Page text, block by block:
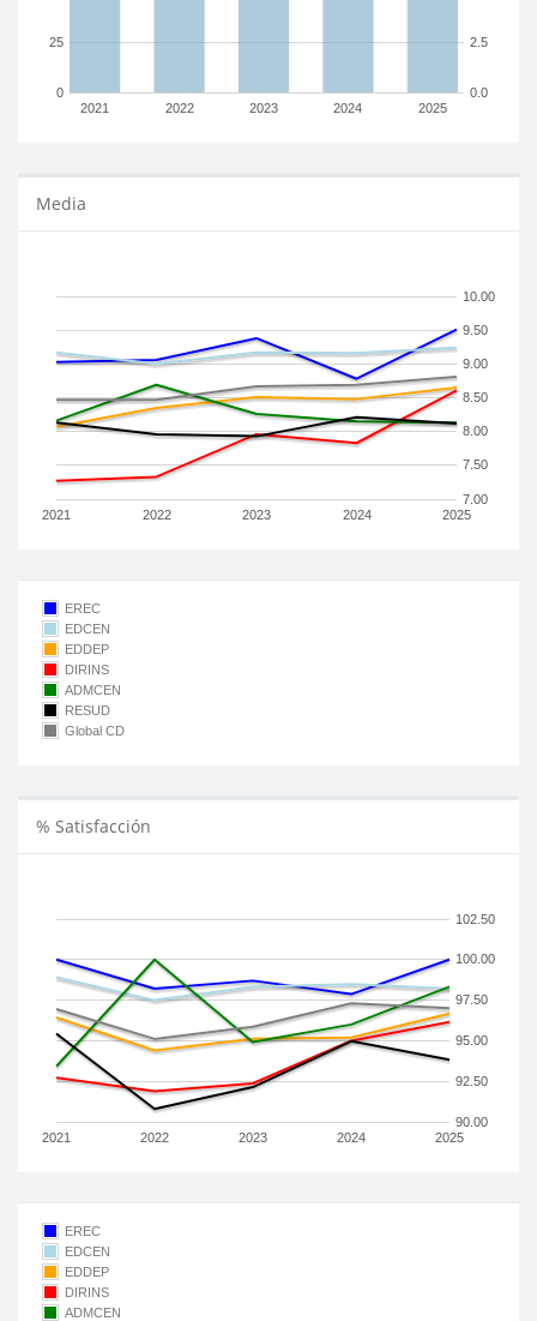
2021 2022 2023 2024 2025
0
25
0.0
2.5
Media
2021 2022 2023 2024 2025
7.00
7.50
8.00
8.50
9.00
9.50
10.00
EREC
EDCEN
EDDEP
DIRINS
ADMCEN
RESUD
Global CD
% Satisfacción
2021 2022 2023 2024 2025
90.00
92.50
95.00
97.50
100.00
102.50
EREC
EDCEN
EDDEP
DIRINS
ADMCEN